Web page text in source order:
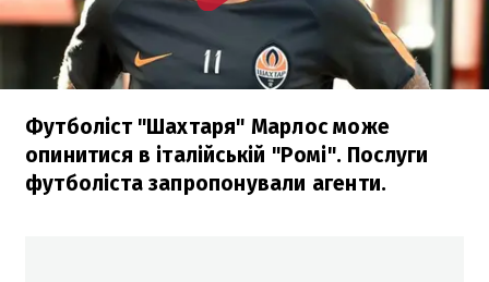
Футболіст "Шахтаря" Марлос може
опинитися в італійській "Ромі". Послуги
футболіста запропонували агенти.